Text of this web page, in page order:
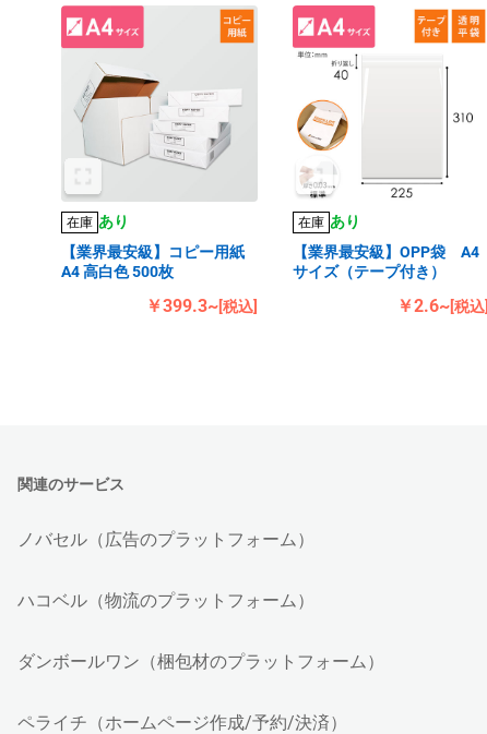
在庫 あり
【業界最安級】コピー用紙
A4 高白色 500枚
￥399.3~[税込]
在庫 あり
【業界最安級】OPP袋 A4
サイズ（テープ付き）
￥2.6~[税込]
関連のサービス
ノバセル（広告のプラットフォーム）
ハコベル（物流のプラットフォーム）
ダンボールワン（梱包材のプラットフォーム）
ペライチ（ホームページ作成/予約/決済）